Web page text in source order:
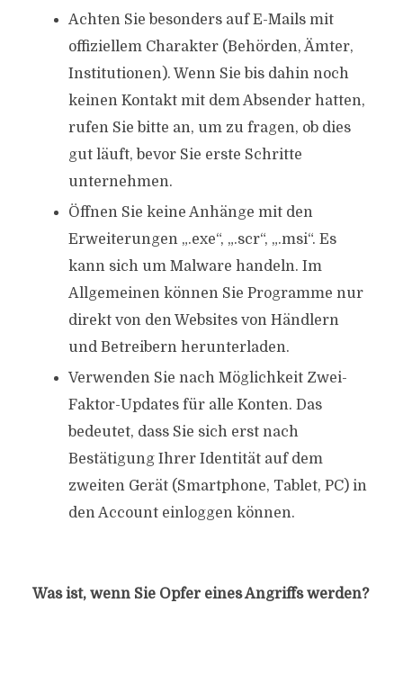
Achten Sie besonders auf E-Mails mit
offiziellem Charakter (Behörden, Ämter,
Institutionen). Wenn Sie bis dahin noch
keinen Kontakt mit dem Absender hatten,
rufen Sie bitte an, um zu fragen, ob dies
gut läuft, bevor Sie erste Schritte
unternehmen.
Öffnen Sie keine Anhänge mit den
Erweiterungen „.exe“, „.scr“, „.msi“. Es
kann sich um Malware handeln. Im
Allgemeinen können Sie Programme nur
direkt von den Websites von Händlern
und Betreibern herunterladen.
Verwenden Sie nach Möglichkeit Zwei-
Faktor-Updates für alle Konten. Das
bedeutet, dass Sie sich erst nach
Bestätigung Ihrer Identität auf dem
zweiten Gerät (Smartphone, Tablet, PC) in
den Account einloggen können.
Was ist, wenn Sie Opfer eines Angriffs werden?